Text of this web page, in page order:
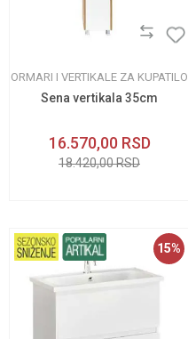
ORMARI I VERTIKALE ZA KUPATILO
Sena vertikala 35cm
16.570,00 RSD
18.420,00RSD
15%